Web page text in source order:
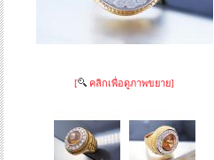
[ คลิกเพื่อดูภาพขยาย]